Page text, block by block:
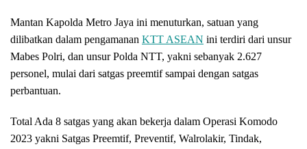
Mantan Kapolda Metro Jaya ini menuturkan, satuan yang
dilibatkan dalam pengamanan KTT ASEAN ini terdiri dari unsur
Mabes Polri, dan unsur Polda NTT, yakni sebanyak 2.627
personel, mulai dari satgas preemtif sampai dengan satgas
perbantuan.
Total Ada 8 satgas yang akan bekerja dalam Operasi Komodo
2023 yakni Satgas Preemtif, Preventif, Walrolakir, Tindak,